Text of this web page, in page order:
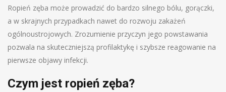
Ropień zęba może prowadzić do bardzo silnego bólu, gorączki,
a w skrajnych przypadkach nawet do rozwoju zakażeń
ogólnoustrojowych. Zrozumienie przyczyn jego powstawania
pozwala na skuteczniejszą profilaktykę i szybsze reagowanie na
pierwsze objawy infekcji.
Czym jest ropień zęba?